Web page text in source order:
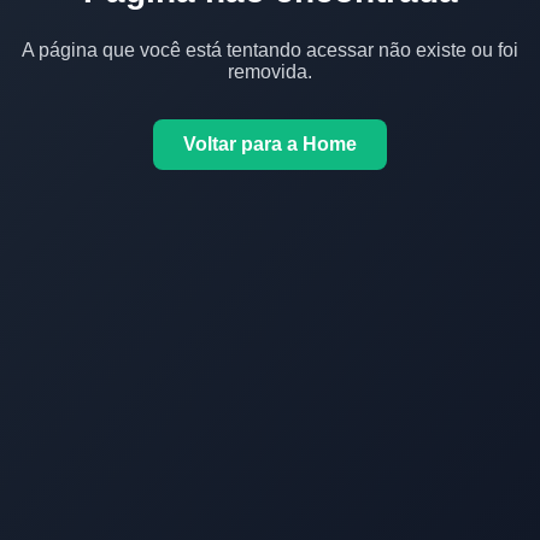
A página que você está tentando acessar não existe ou foi
removida.
Voltar para a Home